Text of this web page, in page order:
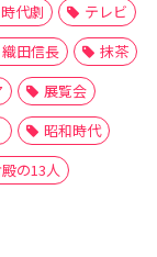
時代劇
テレビ
織田信長
抹茶
展覧会
昭和時代
の13人